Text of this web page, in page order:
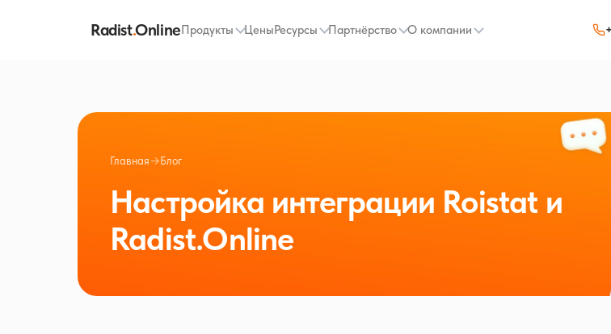
Radist.OnlineПродукты ЦеныРесурсы Партнёрство О компании
Главная→Блог
Настройка интеграции Roistat и
Radist.Online